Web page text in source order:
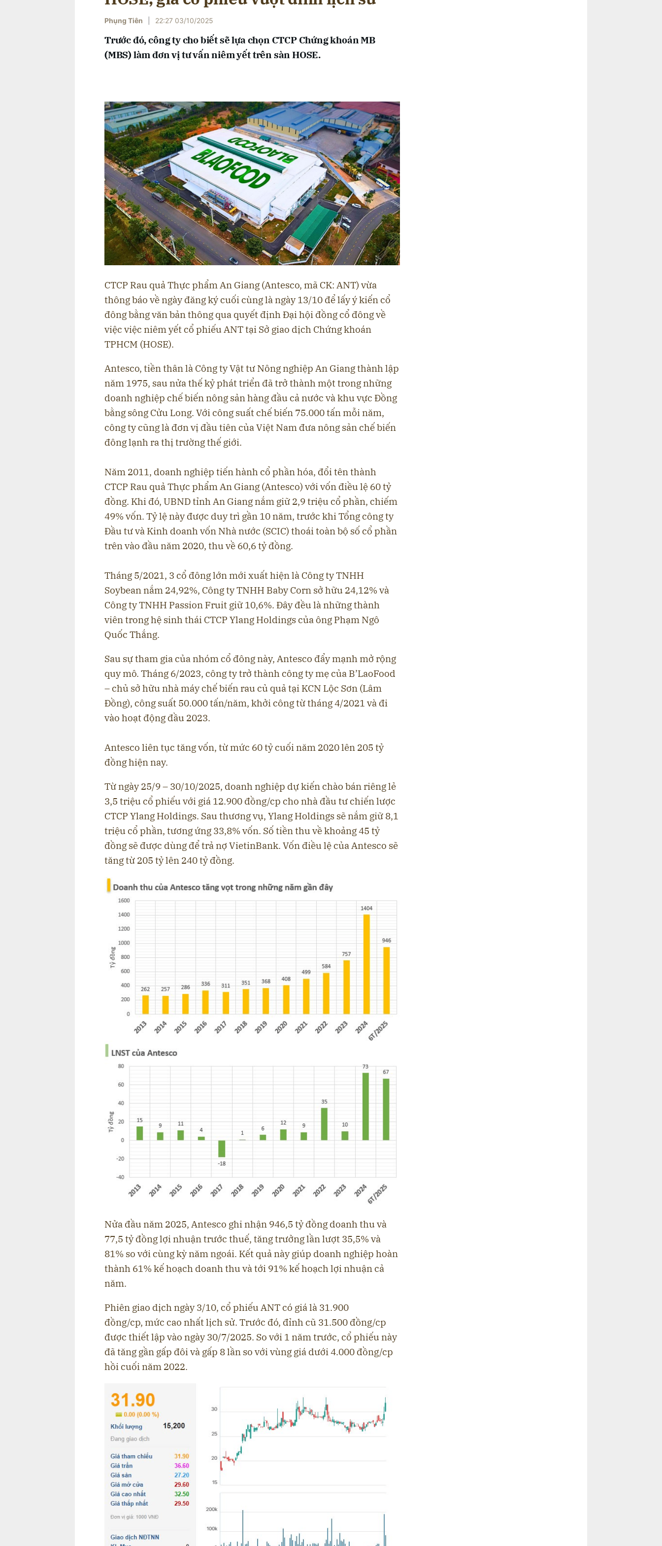
Phụng Tiên 22:27 03/10/2025
Trước đó, công ty cho biết sẽ lựa chọn CTCP Chứng khoán MB
(MBS) làm đơn vị tư vấn niêm yết trên sàn HOSE.
CTCP Rau quả Thực phẩm An Giang (Antesco, mã CK: ANT) vừa
thông báo về ngày đăng ký cuối cùng là ngày 13/10 để lấy ý kiến cổ
đông bằng văn bản thông qua quyết định Đại hội đồng cổ đông về
việc việc niêm yết cổ phiếu ANT tại Sở giao dịch Chứng khoán
TPHCM (HOSE).
Antesco, tiền thân là Công ty Vật tư Nông nghiệp An Giang thành lập
năm 1975, sau nửa thế kỷ phát triển đã trở thành một trong những
doanh nghiệp chế biến nông sản hàng đầu cả nước và khu vực Đồng
bằng sông Cửu Long. Với công suất chế biến 75.000 tấn mỗi năm,
công ty cũng là đơn vị đầu tiên của Việt Nam đưa nông sản chế biến
đông lạnh ra thị trường thế giới.
Năm 2011, doanh nghiệp tiến hành cổ phần hóa, đổi tên thành
CTCP Rau quả Thực phẩm An Giang (Antesco) với vốn điều lệ 60 tỷ
đồng. Khi đó, UBND tỉnh An Giang nắm giữ 2,9 triệu cổ phần, chiếm
49% vốn. Tỷ lệ này được duy trì gần 10 năm, trước khi Tổng công ty
Đầu tư và Kinh doanh vốn Nhà nước (SCIC) thoái toàn bộ số cổ phần
trên vào đầu năm 2020, thu về 60,6 tỷ đồng.
Tháng 5/2021, 3 cổ đông lớn mới xuất hiện là Công ty TNHH
Soybean nắm 24,92%, Công ty TNHH Baby Corn sở hữu 24,12% và
Công ty TNHH Passion Fruit giữ 10,6%. Đây đều là những thành
viên trong hệ sinh thái CTCP Ylang Holdings của ông Phạm Ngô
Quốc Thắng.
Sau sự tham gia của nhóm cổ đông này, Antesco đẩy mạnh mở rộng
quy mô. Tháng 6/2023, công ty trở thành công ty mẹ của B’LaoFood
– chủ sở hữu nhà máy chế biến rau củ quả tại KCN Lộc Sơn (Lâm
Đồng), công suất 50.000 tấn/năm, khởi công từ tháng 4/2021 và đi
vào hoạt động đầu 2023.
Antesco liên tục tăng vốn, từ mức 60 tỷ cuối năm 2020 lên 205 tỷ
đồng hiện nay.
Từ ngày 25/9 – 30/10/2025, doanh nghiệp dự kiến chào bán riêng lẻ
3,5 triệu cổ phiếu với giá 12.900 đồng/cp cho nhà đầu tư chiến lược
CTCP Ylang Holdings. Sau thương vụ, Ylang Holdings sẽ nắm giữ 8,1
triệu cổ phần, tương ứng 33,8% vốn. Số tiền thu về khoảng 45 tỷ
đồng sẽ được dùng để trả nợ VietinBank. Vốn điều lệ của Antesco sẽ
tăng từ 205 tỷ lên 240 tỷ đồng.
Nửa đầu năm 2025, Antesco ghi nhận 946,5 tỷ đồng doanh thu và
77,5 tỷ đồng lợi nhuận trước thuế, tăng trưởng lần lượt 35,5% và
81% so với cùng kỳ năm ngoái. Kết quả này giúp doanh nghiệp hoàn
thành 61% kế hoạch doanh thu và tới 91% kế hoạch lợi nhuận cả
năm.
Phiên giao dịch ngày 3/10, cổ phiếu ANT có giá là 31.900
đồng/cp, mức cao nhất lịch sử. Trước đó, đỉnh cũ 31.500 đồng/cp
được thiết lập vào ngày 30/7/2025. So với 1 năm trước, cổ phiếu này
đã tăng gần gấp đôi và gấp 8 lần so với vùng giá dưới 4.000 đồng/cp
hồi cuối năm 2022.